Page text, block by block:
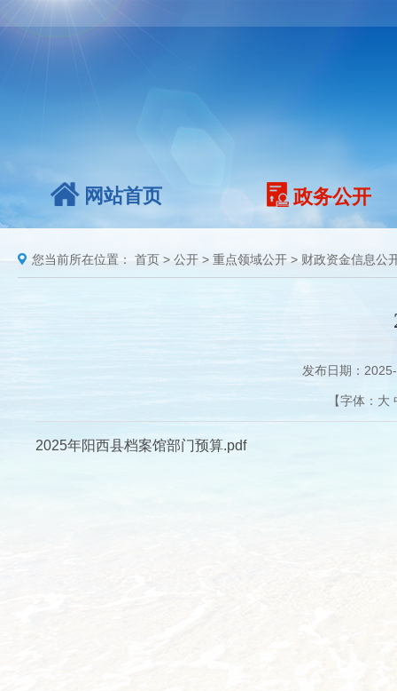
网站首页 政务公开
您当前所在位置： 首页 > 公开 > 重点领域公开 > 财政资金信息公
发布日期：
【字体： 大
2025年阳西县档案馆部门预算.pdf